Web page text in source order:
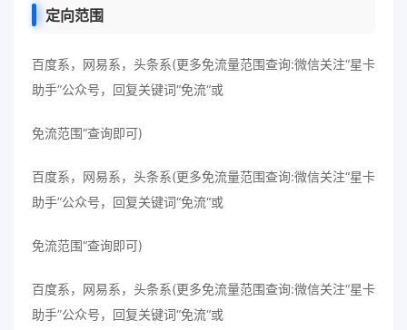
定向范围
百度系，网易系，头条系(更多免流量范围查询:微信关注“星卡
助手”公众号，回复关键词“免流“或
免流范围“查询即可)
百度系，网易系，头条系(更多免流量范围查询:微信关注“星卡
助手”公众号，回复关键词“免流“或
免流范围“查询即可)
百度系，网易系，头条系(更多免流量范围查询:微信关注“星卡
助手”公众号，回复关键词“免流“或